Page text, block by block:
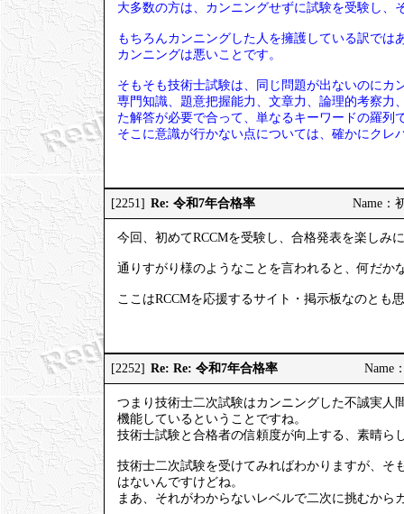
大多数の方は、カンニングせずに試験を受験し、
もちろんカンニングした人を擁護している訳では
カンニングは悪いことです。
そもそも技術士試験は、同じ問題が出ないのにカ
専門知識、題意把握能力、文章力、論理的考察力
た解答が必要で合って、単なるキーワードの羅列
そこに意識が行かない点については、確かにクレ
[2251] Re: 令和7年合格率 Name：
今回、初めてRCCMを受験し、合格発表を楽しみ
通りすがり様のようなことを言われると、何だか
ここはRCCMを応援するサイト・掲示板なのとも
[2252] Re: Re: 令和7年合格率 Name
つまり技術士二次試験はカンニングした不誠実人
機能しているということですね。
技術士試験と合格者の信頼度が向上する、素晴ら
技術士二次試験を受けてみればわかりますが、そ
はないんですけどね。
まあ、それがわからないレベルで二次に挑むから